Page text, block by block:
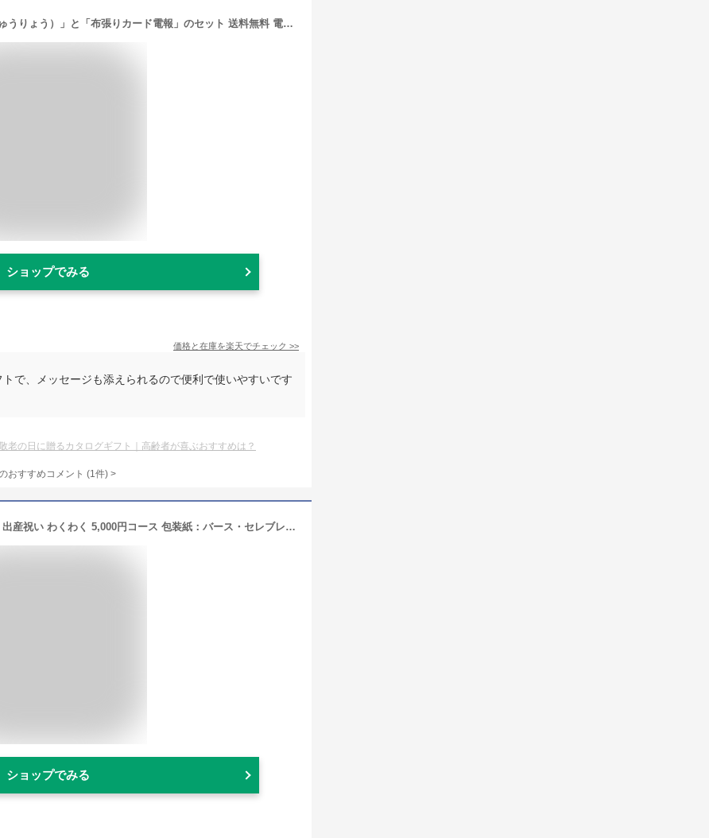
カタログギフト「奏-Kanade- 丘陵（きゅうりょう）」と「布張りカード電報」のセット 送料無料 電報 祝電 文例 メッセージ 結婚 結婚式 結婚祝い サプライズ 誕生日 お中元 お歳暮 敬老の日 叙勲 褒章 即日発送 翌日配送 あす楽
ショップでみる
価格と在庫を楽天でチェック >>
で、メッセージも添えられるので便利で使いやすいです
老の日に贈るカタログギフト｜高齢者が喜ぶおすすめは？
おすすめコメント (1件) >
ハーモニック カタログギフト えらんで 出産祝い わくわく 5,000円コース 包装紙：バース・セレブレーション
ショップでみる